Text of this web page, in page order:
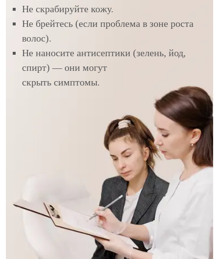
Не скрабируйте кожу.
Не брейтесь (если проблема в зоне роста
волос).
Не наносите антисептики (зелень, йод,
спирт) — они могут
скрыть симптомы.